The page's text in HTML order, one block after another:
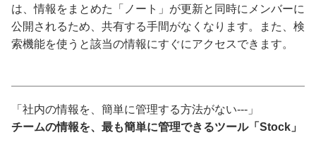
は、情報をまとめた「ノート」が更新と同時にメンバーに
公開されるため、共有する手間がなくなります。また、検
索機能を使うと該当の情報にすぐにアクセスできます。
「社内の情報を、簡単に管理する方法がない---」
チームの情報を、最も簡単に管理できるツール「Stock」